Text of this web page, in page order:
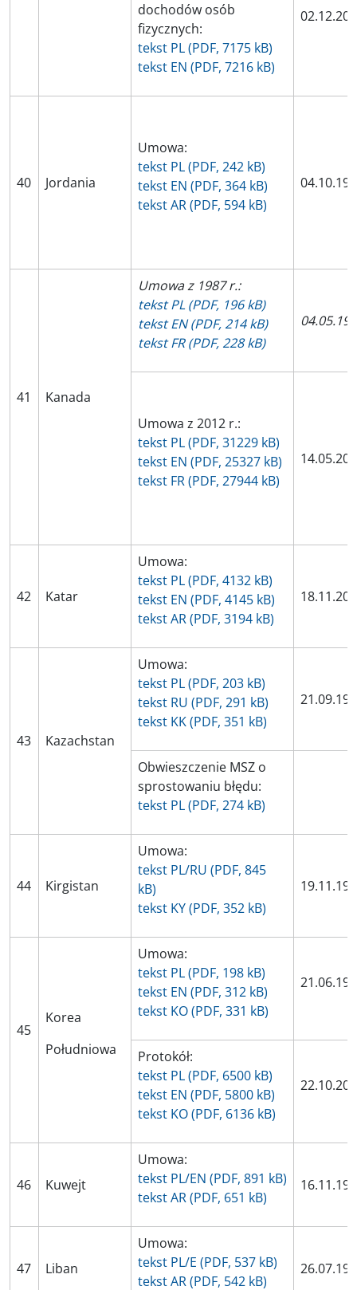
dochodów osób
fizycznych:
tekst PL (PDF, 7175 kB)
tekst EN (PDF, 7216 kB)
40 Jordania
Umowa:
tekst PL (PDF, 242 kB)
tekst EN (PDF, 364 kB)
tekst AR (PDF, 594 kB)
41 Kanada
Umowa z 1987 r.:
tekst PL (PDF, 196 kB)
tekst EN (PDF, 214 kB)
tekst FR (PDF, 228 kB)
Umowa z 2012 r.:
tekst PL (PDF, 31229 kB)
tekst EN (PDF, 25327 kB)
tekst FR (PDF, 27944 kB)
42 Katar
Umowa:
tekst PL (PDF, 4132 kB)
tekst EN (PDF, 4145 kB)
tekst AR (PDF, 3194 kB)
43 Kazachstan
Umowa:
tekst PL (PDF, 203 kB)
tekst RU (PDF, 291 kB)
tekst KK (PDF, 351 kB)
Obwieszczenie MSZ o
sprostowaniu błędu:
tekst PL (PDF, 274 kB)
44 Kirgistan
Umowa:
tekst PL/RU (PDF, 845
kB)
tekst KY (PDF, 352 kB)
45
Korea
Południowa
Umowa:
tekst PL (PDF, 198 kB)
tekst EN (PDF, 312 kB)
tekst KO (PDF, 331 kB)
Protokół:
tekst PL (PDF, 6500 kB)
tekst EN (PDF, 5800 kB)
tekst KO (PDF, 6136 kB)
46 Kuwejt
Umowa:
tekst PL/EN (PDF, 891 kB)
tekst AR (PDF, 651 kB)
47 Liban
Umowa:
tekst PL/E (PDF, 537 kB)
tekst AR (PDF, 542 kB)